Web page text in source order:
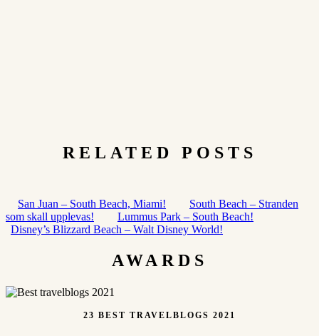
RELATED POSTS
San Juan – South Beach, Miami!
South Beach – Stranden
som skall upplevas!
Lummus Park – South Beach!
Disney’s Blizzard Beach – Walt Disney World!
AWARDS
23 BEST TRAVELBLOGS 2021